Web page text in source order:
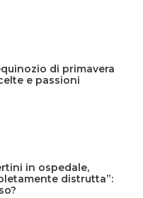
di primavera
e passioni
in ospedale,
distrutta”: